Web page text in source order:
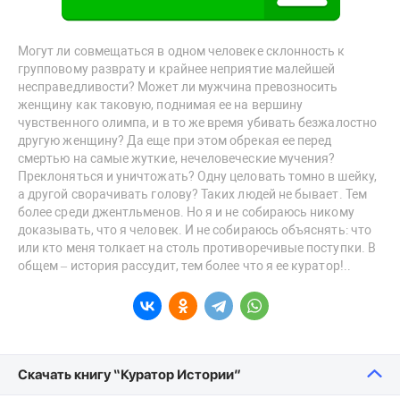
Могут ли совмещаться в одном человеке склонность к
групповому разврату и крайнее неприятие малейшей
несправедливости? Может ли мужчина превозносить
женщину как таковую, поднимая ее на вершину
чувственного олимпа, и в то же время убивать безжалостно
другую женщину? Да еще при этом обрекая ее перед
смертью на самые жуткие, нечеловеческие мучения?
Преклоняться и уничтожать? Одну целовать томно в шейку,
а другой сворачивать голову? Таких людей не бывает. Тем
более среди джентльменов. Но я и не собираюсь никому
доказывать, что я человек. И не собираюсь объяснять: что
или кто меня толкает на столь противоречивые поступки. В
общем – история рассудит, тем более что я ее куратор!..
Скачать книгу “Куратор Истории”